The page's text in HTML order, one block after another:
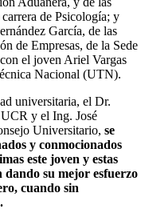
de Psicología; y
García, de las
de Empresas, de la Sede
el joven Ariel Vargas
Nacional (UTN).
universitaria, el Dr.
y el Ing. José
Universitario, se
y conmocionados
este joven y estas
dando su mejor esfuerzo
cuando sin